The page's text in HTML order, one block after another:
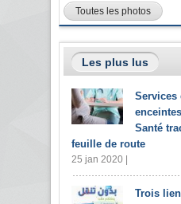
Toutes les photos
Les plus lus
Services
Santé
feuille de route
25 jan 2020 |
Trois